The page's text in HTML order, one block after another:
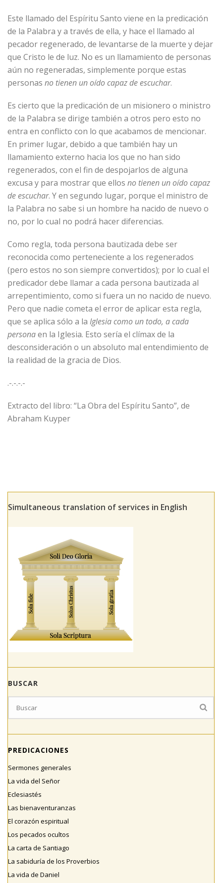
Este llamado del Espíritu Santo viene en la predicación
de la Palabra y a través de ella, y hace el llamado al
pecador regenerado, de levantarse de la muerte y dejar
que Cristo le de luz. No es un llamamiento de personas
aún no regeneradas, simplemente porque estas
personas no tienen un oído capaz de escuchar.
Es cierto que la predicación de un misionero o ministro
de la Palabra se dirige también a otros pero esto no
entra en conflicto con lo que acabamos de mencionar.
En primer lugar, debido a que también hay un
llamamiento externo hacia los que no han sido
regenerados, con el fin de despojarlos de alguna
excusa y para mostrar que ellos no tienen un oído capaz
de escuchar. Y en segundo lugar, porque el ministro de
la Palabra no sabe si un hombre ha nacido de nuevo o
no, por lo cual no podrá hacer diferencias.
Como regla, toda persona bautizada debe ser
reconocida como perteneciente a los regenerados
(pero estos no son siempre convertidos); por lo cual el
predicador debe llamar a cada persona bautizada al
arrepentimiento, como si fuera un no nacido de nuevo.
Pero que nadie cometa el error de aplicar esta regla,
que se aplica sólo a la Iglesia como un todo, a cada
personaen la Iglesia. Esto sería el clímax de la
desconsideración o un absoluto mal entendimiento de
la realidad de la gracia de Dios.
.-.-.-.-
Extracto del libro: “La Obra del Espíritu Santo”, de
Abraham Kuyper
Simultaneous translation of services in English
BUSCAR
PREDICACIONES
Sermones generales
La vida del Señor
Eclesiastés
Las bienaventuranzas
El corazón espiritual
Los pecados ocultos
La carta de Santiago
La sabiduría de los Proverbios
La vida de Daniel